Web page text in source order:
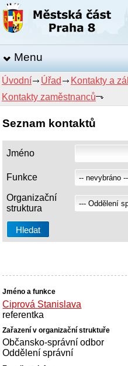
Menu
Úvodní Úřad
Kontakty a
Kontakty zaměstnanců
Seznam kontaktů
Jméno
Funkce
Organizační
struktura
Ciprová Stanislava
referentka
Občansko-správní odbor
Oddělení správní